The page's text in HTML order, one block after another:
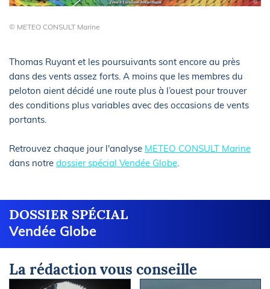
© METEO CONSULT Marine
Thomas Ruyant et les poursuivants sont encore au près
dans des vents assez forts. A moins que les membres du
peloton aient décidé une route plus à l’ouest pour trouver
des conditions plus variables avec des occasions de vents
portants.
Retrouvez chaque jour l'analyse METEO CONSULT Marine
dans notre dossier spécial Vendée Globe
DOSSIER SPÉCIAL
Vendée Globe
La rédaction vous conseille